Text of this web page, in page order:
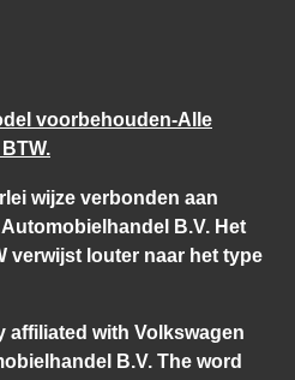
voorbehouden-Alle
wijze verbonden aan
B.V. Het
verwijst louter naar het type
affiliated with Volkswagen
B.V. The word